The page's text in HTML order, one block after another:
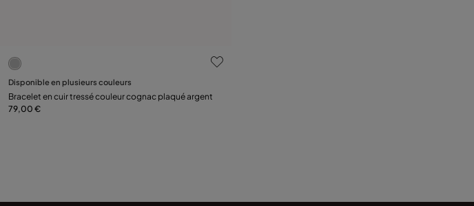
5 sur 5 Evaluation des clients
Sélectionnez la taille
L XL XXL
Disponible en plusieurs couleurs
Bracelet en cuir tressé couleur cognac plaqué argent
79,00 €